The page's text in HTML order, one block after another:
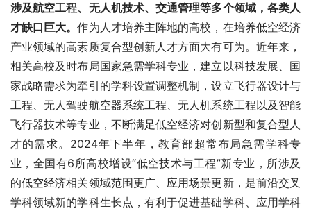
涉及航空工程、无人机技术、交通管理等多个领域，各类人
才缺口巨大。作为人才培养主阵地的高校，在培养低空经济
产业领域的高素质复合型创新人才方面大有可为。近年来，
相关高校及时布局国家急需学科专业，建立以科技发展、国
家战略需求为牵引的学科设置调整机制，设立飞行器设计与
工程、无人驾驶航空器系统工程、无人机系统工程以及智能
飞行器技术等专业，不断满足低空经济对创新型和复合型人
才的需求。2024年下半年，教育部超常布局急需学科专
业，全国有6所高校增设“低空技术与工程”新专业，所涉及
的低空经济相关领域范围更广、应用场景更新，是前沿交叉
学科领域新的学科生长点，有利于促进基础学科、应用学科